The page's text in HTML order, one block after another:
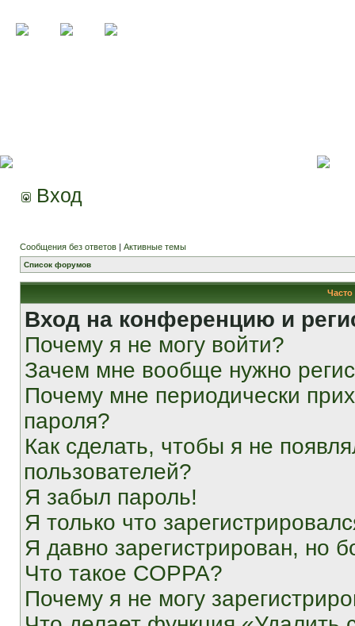
Вход
Сообщения без ответов | Активные темы
Список форумов
Вход на конференцию и
Почему я не могу войти?
Зачем мне вообще нужно
Почему мне периодически
пароля?
Как сделать, чтобы я не
пользователей?
Я забыл пароль!
Я только что
Я давно зарегистрирован, но
Что такое COPPA?
Почему я не могу